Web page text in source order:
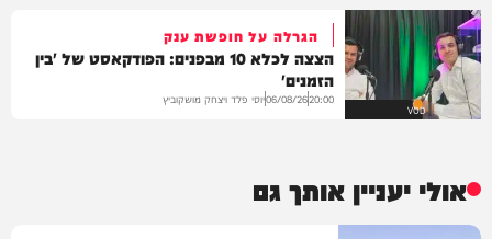
VOD
הגרלה על חופשת ענק
הצצה לכלא 10 מבפנים: הפודקאסט של 'בין
הזמנים'
20:00
06/08/26יוסי פלד ויצחק מושקוביץ
אולי יעניין אותך גם